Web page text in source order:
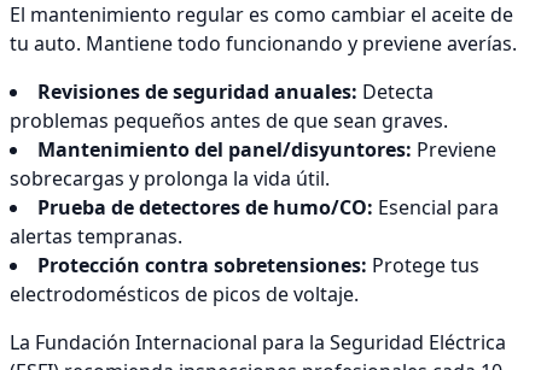
El mantenimiento regular es como cambiar el aceite de
tu auto. Mantiene todo funcionando y previene averías.
Revisiones de seguridad anuales: Detecta
problemas pequeños antes de que sean graves.
Mantenimiento del panel/disyuntores: Previene
sobrecargas y prolonga la vida útil.
Prueba de detectores de humo/CO: Esencial para
alertas tempranas.
Protección contra sobretensiones: Protege tus
electrodomésticos de picos de voltaje.
La Fundación Internacional para la Seguridad Eléctrica